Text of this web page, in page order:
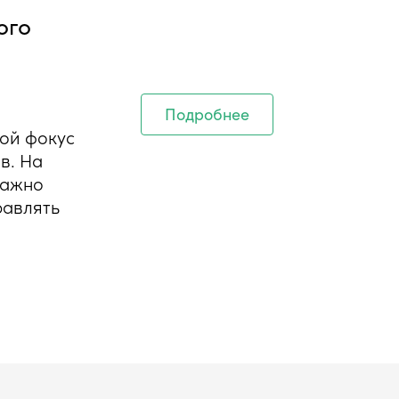
фокус
На
Подробнее